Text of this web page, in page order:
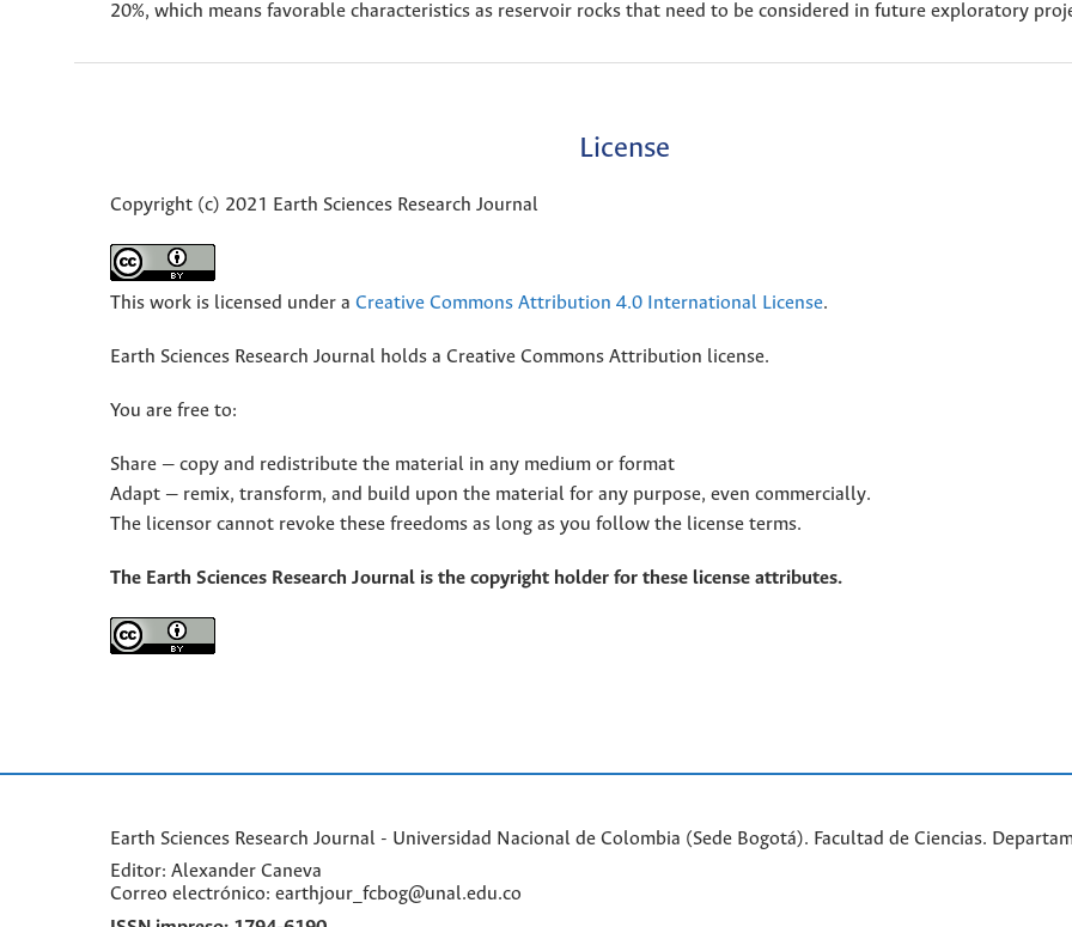
20%, which means favorable characteristics as reservoir rocks that need to be considered in future exploratory
License
Copyright (c) 2021 Earth Sciences Research Journal
This work is licensed under a Creative Commons Attribution 4.0 International License.
Earth Sciences Research Journal holds a Creative Commons Attribution license.
You are free to:
Share — copy and redistribute the material in any medium or format
Adapt — remix, transform, and build upon the material for any purpose, even commercially.
The licensor cannot revoke these freedoms as long as you follow the license terms.
The Earth Sciences Research Journal is the copyright holder for these license attributes.
Earth Sciences Research Journal - Universidad Nacional de Colombia (Sede Bogotá). Facultad de Ciencias.
Editor: Alexander Caneva
Correo electrónico: earthjour_fcbog@unal.edu.co